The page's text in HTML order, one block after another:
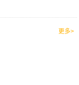
更多>